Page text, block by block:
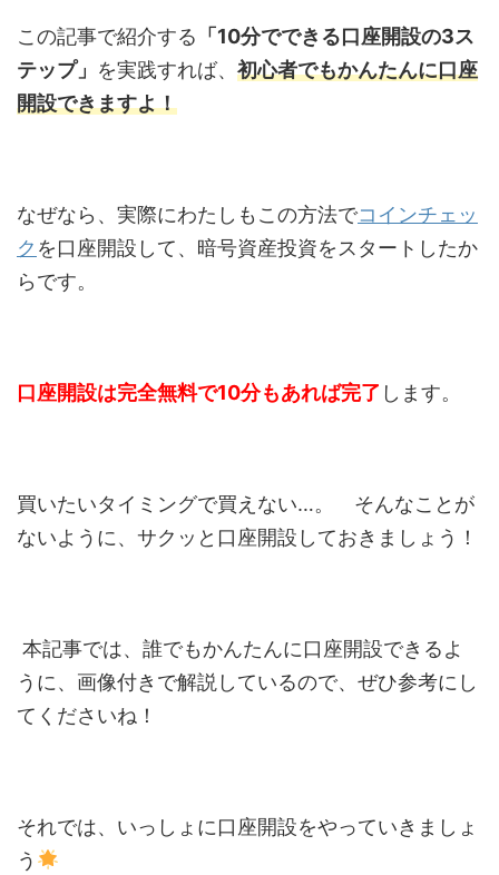
この記事で紹介する 「10分でできる口座開設の3ス
テップ」 を実践すれば、 初心者でもかんたんに口座
開設できますよ！
なぜなら、実際にわたしもこの方法でコインチェッ
ク を口座開設して、暗号資産投資をスタートしたか
らです。
口座開設は完全無料で10分もあれば完了 します。
買いたいタイミングで買えない…。 そんなことが
ないように、サクッと口座開設しておきましょう！
本記事では、誰でもかんたんに口座開設できるよ
うに、画像付きで解説しているので、ぜひ参考にし
てくださいね！
それでは、いっしょに口座開設をやっていきましょ
う